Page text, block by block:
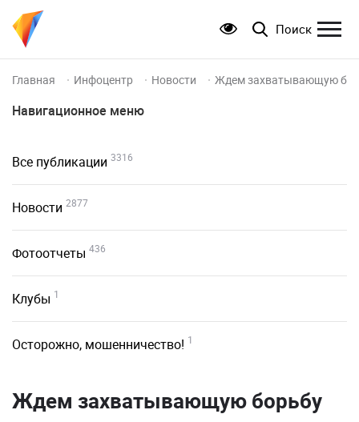
Поиск
Главная Инфоцентр Новости Ждем захватывающую
Навигационное меню
Все публикации 3316
Новости 2877
Фотоотчеты 436
Клубы 1
Осторожно, мошенничество! 1
Ждем захватывающую борьбу